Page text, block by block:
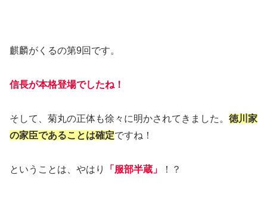
麒麟がくるの第9回です。
信長が本格登場でしたね！
そして、菊丸の正体も徐々に明かされてきました。 徳川家
の家臣であることは確定ですね！
ということは、やはり 「服部半蔵」 ！？